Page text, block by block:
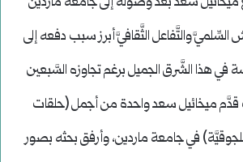
السِّلميَّ والتَّفاعل الثَّقافيَّ أبرز سبب دفعه إلى
في هذا الشَّرق الجميل برغم تجاوزه السَّبعين
قدَّم ميخائيل سعد واحدة من أجمل (حلقات
في جامعة ماردين، وأرفق بحثه بصور